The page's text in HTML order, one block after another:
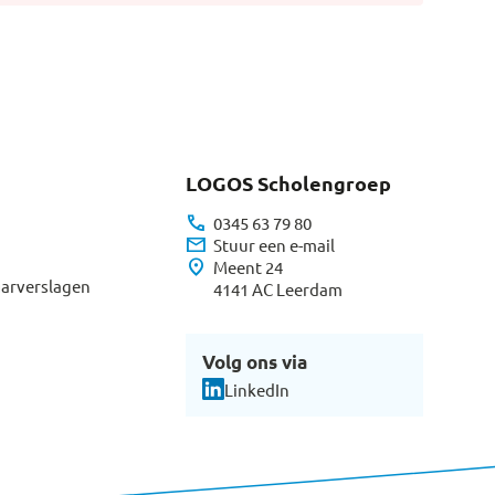
LOGOS Scholengroep
call 0345 63 79 80
mail Stuur een e-mail
location_on Meent 24
4141 AC Leerdam
Volg ons via
LinkedIn